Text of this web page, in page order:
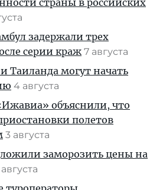
страны в российских
задержали трех
серии краж 7 августа
Таиланда могут начать
4 августа
объяснили, что
полетов
3 августа
заморозить цены на